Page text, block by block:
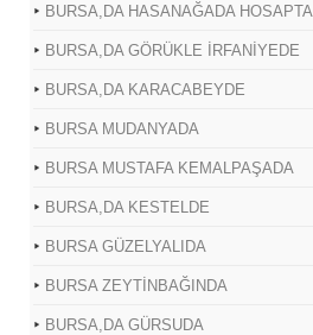
BURSA,DA HASANAĞADA HOSAPTA
BURSA,DA GÖRÜKLE İRFANİYEDE
BURSA,DA KARACABEYDE
BURSA MUDANYADA
BURSA MUSTAFA KEMALPAŞADA
BURSA,DA KESTELDE
BURSA GÜZELYALIDA
BURSA ZEYTİNBAĞINDA
BURSA,DA GÜRSUDA